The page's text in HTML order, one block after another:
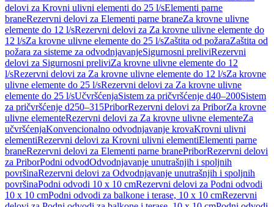
delovi za Krovni ulivni elementi do 25 l/sElementi parne
braneRezervni delovi za Elementi parne braneZa krovne ulivne
elemente do 12 l/sRezervni delovi za Za krovne ulivne elemente do
12 l/sZa krovne ulivne elemente do 25 l/sZaštita od požaraZaštita od
požara za sisteme za odvodnjavanjeSigurnosni preliviRezervni
delovi za Sigurnosni preliviZa krovne ulivne elemente do 12
l/sRezervni delovi za Za krovne ulivne elemente do 12 l/sZa krovne
ulivne elemente do 25 l/sRezervni delovi za Za krovne ulivne
elemente do 25 l/sUčvršćenjaSistem za pričvršćenje d40–200Sistem
za pričvršćenje d250–315PriborRezervni delovi za PriborZa krovne
ulivne elementeRezervni delovi za Za krovne ulivne elementeZa
učvršćenjaKonvencionalno odvodnjavanje krovaKrovni ulivni
elementiRezervni delovi za Krovni ulivni elementiElementi parne
braneRezervni delovi za Elementi parne branePriborRezervni delovi
za PriborPodni odvodOdvodnjavanje unutrašnjih i spoljnih
površinaRezervni delovi za Odvodnjavanje unutrašnjih i spoljnih
površinaPodni odvodi 10 x 10 cmRezervni delovi za Podni odvodi
10 x 10 cmPodni odvodi za balkone i terase, 10 x 10 cmRezervni